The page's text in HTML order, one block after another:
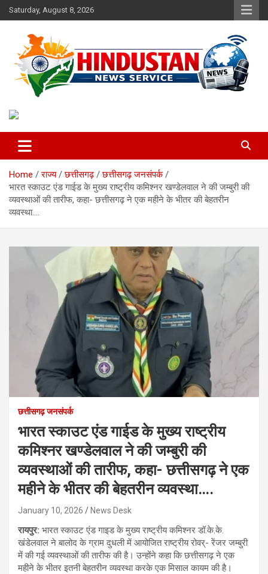
Skip
to
Saturday, August 8, 2026
Hindustan News Service
Home राज्य छत्तीसगढ़
छत्तीसगढ़ जनसंपर्क
भारत स्काउट एंड गाईड के मुख्य राष्ट्रीय कमिश्नर खण्डेलवाल ने की जम्बुरी की
व्यवस्थाओं की तारीफ, कहा- छत्तीसगढ़ ने एक महीने के भीतर की बेहतरीन
व्यवस्था….
छत्तीसगढ़ जनसंपर्क
भारत स्काउट एंड गाईड के मुख्य राष्ट्रीय
कमिश्नर खण्डेलवाल ने की जम्बुरी की
व्यवस्थाओं की तारीफ, कहा- छत्तीसगढ़ ने एक
महीने के भीतर की बेहतरीन व्यवस्था….
January 10, 2026 News Desk
रायपुर: भारत स्काउट एंड गाइड के मुख्य राष्ट्रीय कमिश्नर डॉ.के.के.
खंडेलवाल ने बालोद के ग्राम दुधली में आयोजित राष्ट्रीय रोवर्- रेंजर जम्बुरी
में की गई व्यवस्थाओं की तारीफ की है। उन्होंने कहा कि छत्तीसगढ़ ने एक
महीने के भीतर इतनी बेहतरीन व्यवस्था करके एक मिसाल कायम की है।